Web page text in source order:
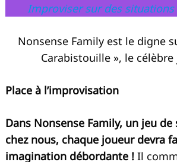
Improviser sur des
Nonsense Family est le digne
Carabistouille », le
Place à l’improvisation
Dans Nonsense Family, un jeu de
chez nous, chaque joueur devra
imagination débordante ! Il